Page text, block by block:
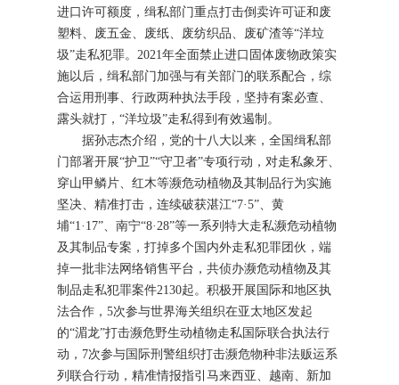
进口许可额度，缉私部门重点打击倒卖许可证和废
塑料、废五金、废纸、废纺织品、废矿渣等“洋垃
圾”走私犯罪。2021年全面禁止进口固体废物政策实
施以后，缉私部门加强与有关部门的联系配合，综
合运用刑事、行政两种执法手段，坚持有案必查、
露头就打，“洋垃圾”走私得到有效遏制。
据孙志杰介绍，党的十八大以来，全国缉私部
门部署开展“护卫”“守卫者”专项行动，对走私象牙、
穿山甲鳞片、红木等濒危动植物及其制品行为实施
坚决、精准打击，连续破获湛江“7·5”、黄
埔“1·17”、南宁“8·28”等一系列特大走私濒危动植物
及其制品专案，打掉多个国内外走私犯罪团伙，端
掉一批非法网络销售平台，共侦办濒危动植物及其
制品走私犯罪案件2130起。积极开展国际和地区执
法合作，5次参与世界海关组织在亚太地区发起
的“湄龙”打击濒危野生动植物走私国际联合执法行
动，7次参与国际刑警组织打击濒危物种非法贩运系
列联合行动，精准情报指引马来西亚、越南、新加